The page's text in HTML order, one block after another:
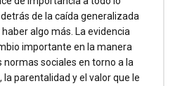
de la caída generalizada
algo más. La evidencia
importante en la manera
normas sociales en torno a la
parentalidad y el valor que le